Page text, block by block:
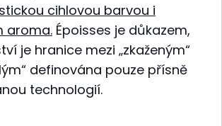
cihlovou barvou i
aroma. Époisses je důkazem,
je hranice mezi „zkaženým“
definována pouze přísně
technologií.